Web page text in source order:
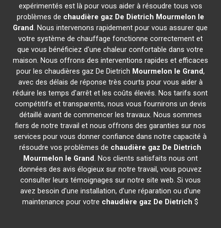
expérimentés est là pour vous aider à résoudre tous vos
problèmes de chaudière gaz De Dietrich Mourmelon le
Grand. Nous intervenons rapidement pour vous assurer que
votre système de chauffage fonctionne correctement et
que vous bénéficiez d'une chaleur confortable dans votre
maison. Nous offrons des interventions rapides et efficaces
pour les chaudières gaz De Dietrich Mourmelon le Grand,
avec des délais de réponse très courts pour vous aider à
réduire les temps d'arrêt et les coûts élevés. Nos tarifs sont
compétitifs et transparents, nous vous fournirons un devis
détaillé avant de commencer les travaux. Nous sommes
fiers de notre travail et nous offrons des garanties sur nos
services pour vous donner confiance dans notre capacité à
résoudre vos problèmes de chaudière gaz De Dietrich
Mourmelon le Grand. Nos clients satisfaits nous ont
données des avis élogieux sur notre travail, vous pouvez
consulter leurs témoignages sur notre site web. Si vous
avez besoin d'une installation, d'une réparation ou d'une
maintenance pour votre chaudière gaz De Dietrich $